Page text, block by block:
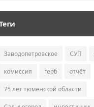
Заводопетровское СУП
комиссия герб отчёт
75 лет тюменской области